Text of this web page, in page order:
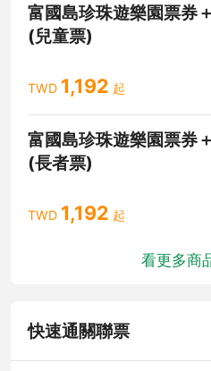
富國島珍珠遊樂園票券
(兒童票)
TWD 1,192 起
富國島珍珠遊樂園票券
(長者票)
TWD 1,192 起
看更多商
快速通關聯票